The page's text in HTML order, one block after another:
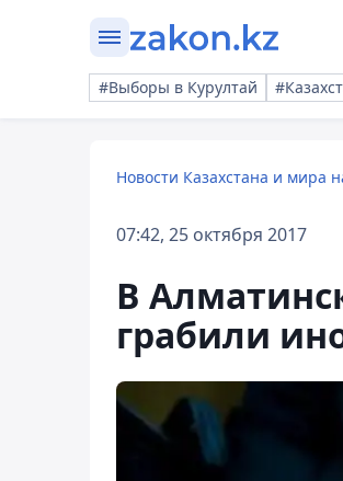
#Выборы в Курултай
Новости Казахстана и мира
07:42, 25 октября 2017
В
грабили